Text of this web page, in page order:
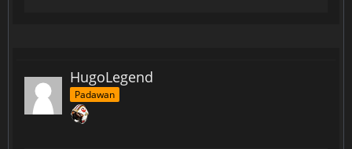
HugoLegend
Padawan